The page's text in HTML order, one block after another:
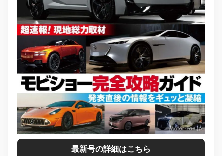
最新号の詳細はこちら